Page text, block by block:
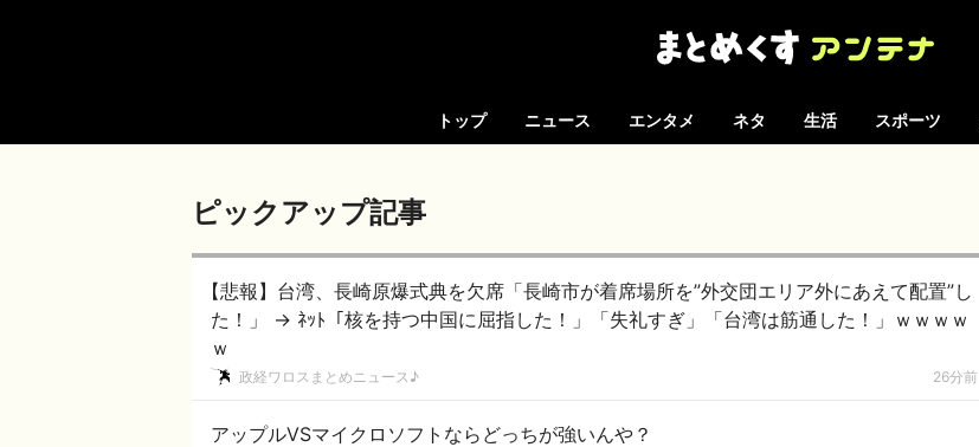
トップ ニュース エンタメ ネタ 生活 スポーツ
ピックアップ記事
【悲報】台湾、長崎原爆式典を欠席「長崎市が着席場所を”外交団エリア外にあえて配置”し
た！」 → ﾈｯﾄ「核を持つ中国に屈指した！」「失礼すぎ」「台湾は筋通した！」ｗｗｗｗ
ｗ
政経ワロスまとめニュース♪ 26分前
アップルVSマイクロソフトならどっちが強いんや？